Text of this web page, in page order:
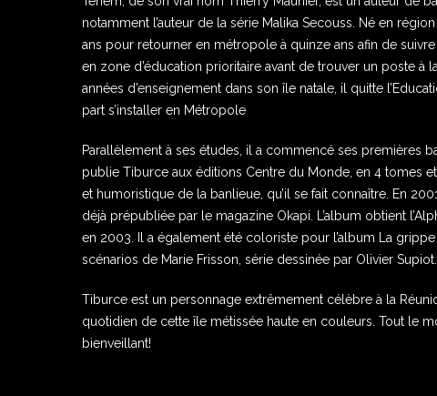
notamment l’auteur de la série Malika Secouss. Né en
ans pour retourner en métropole à quinze ans afin de
en zone d’éducation prioritaire avant de trouver un poste
années d’enseignement dans son île natale, il quitte
part s’installer en Métropole
Parallèlement à ses études, il a commencé ses premières
publie Tiburce aux éditions Centre du Monde, en 4 tomes
et humoristique de la banlieue, qu’il se fait connaître. En
déjà prépubliée par le magazine Okapi. L’album obtient
en 2003. Il a également été coloriste pour l’album La
scénarios de Marie Frisson, série dessinée par Olivier Supiot.
Tiburce est un personnage extrêmement célèbre à la
quotidien de cette île métissée haute en couleurs. Tout le
bienveillant!